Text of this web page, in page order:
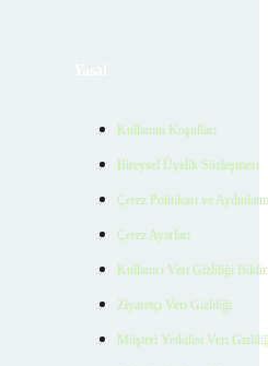
Kullanım Koşulları
Bireysel Üyelik Sözleşmesi
Çerez Politikası ve
Çerez Ayarları
Kullanıcı Veri Gizliliği
Ziyaretçi Veri Gizliliği
Müşteri Yetkilisi Veri